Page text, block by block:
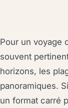
Pour un voyage
souvent
horizons, les
panoramiques.
un format carré